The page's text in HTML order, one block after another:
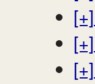
[+]
[+]
[+]